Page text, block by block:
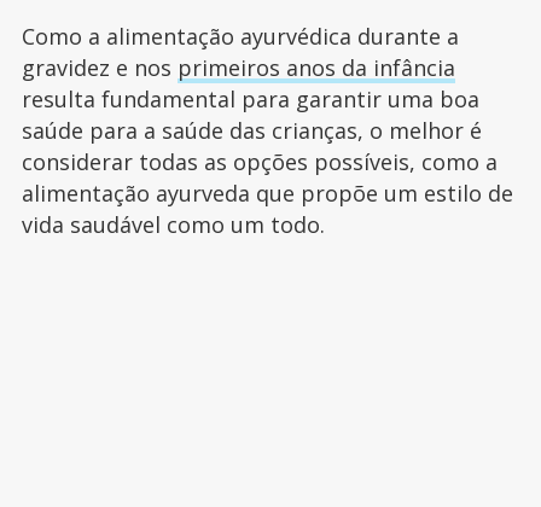
Como a alimentação ayurvédica durante a
gravidez e nos primeiros anos da infância
resulta fundamental para garantir uma boa
saúde para a saúde das crianças, o melhor é
considerar todas as opções possíveis, como a
alimentação ayurveda que propõe um estilo de
vida saudável como um todo.